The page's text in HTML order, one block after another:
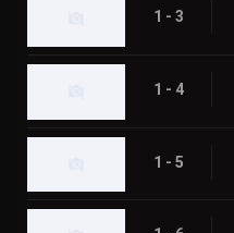
1 - 3
1 - 4
1 - 5